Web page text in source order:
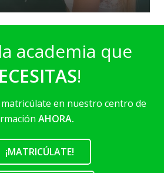
academia que
!
en nuestro centro de
AHORA.
¡MATRICÚLATE!